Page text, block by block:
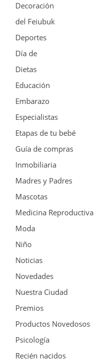
Decoración
del Feiubuk
Deportes
Día de
Dietas
Educación
Embarazo
Especialistas
Etapas de tu bebé
Guía de compras
Inmobiliaria
Madres y Padres
Mascotas
Medicina Reproductiva
Moda
Niño
Noticias
Novedades
Nuestra Ciudad
Premios
Productos Novedosos
Psicología
Recién nacidos